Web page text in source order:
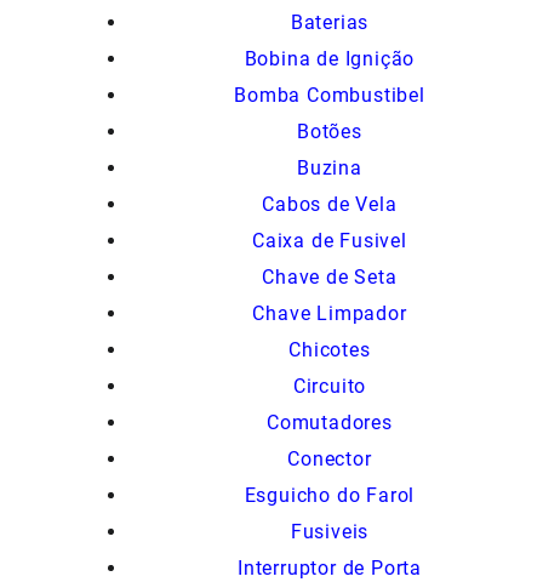
Baterias
Bobina de Ignição
Bomba Combustibel
Botões
Buzina
Cabos de Vela
Caixa de Fusivel
Chave de Seta
Chave Limpador
Chicotes
Circuito
Comutadores
Conector
Esguicho do Farol
Fusiveis
Interruptor de Porta